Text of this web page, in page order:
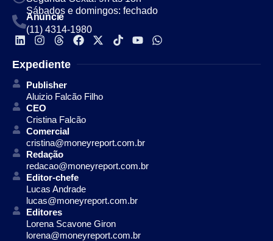
Sábados e domingos: fechado
Anuncie
(11) 4314-1980
Expediente
Publisher
Aluizio Falcão Filho
CEO
Cristina Falcão
Comercial
cristina@moneyreport.com.br
Redação
redacao@moneyreport.com.br
Editor-chefe
Lucas Andrade
lucas@moneyreport.com.br
Editores
Lorena Scavone Giron
lorena@moneyreport.com.br